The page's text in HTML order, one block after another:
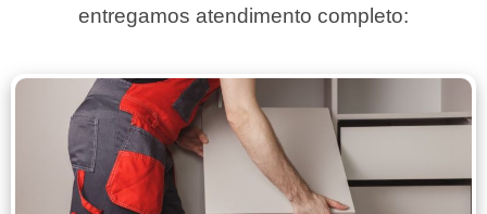
entregamos atendimento completo: